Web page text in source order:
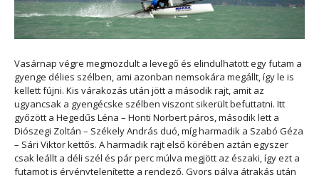
Vasárnap végre megmozdult a levegő és elindulhatott egy futam a
gyenge délies szélben, ami azonban nemsokára megállt, így le is
kellett fújni. Kis várakozás után jött a második rajt, amit az
ugyancsak a gyengécske szélben viszont sikerült befuttatni. Itt
győzött a Hegedűs Léna – Honti Norbert páros, második lett a
Diószegi Zoltán – Székely András duó, míg harmadik a Szabó Géza
– Sári Viktor kettős. A harmadik rajt első körében aztán egyszer
csak leállt a déli szél és pár perc múlva megjött az északi, így ezt a
futamot is érvénytelenítette a rendező. Gyors pálya átrakás után